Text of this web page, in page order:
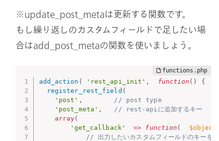
※update_post_metaは更新する関数です。
もし繰り返しのカスタムフィールドで足したい場
合はadd_post_metaの関数を使いましょう。
add_action ( 'rest_api_init' , function ( )
{
register_rest_field (
'post' ,
// post type
'post_meta' ,
// rest-apiに追加するキー
array(
'get_callback'
=> function ( $object
// 出力したいカスタムフィールドのキーを